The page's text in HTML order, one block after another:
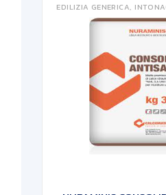
EDILIZIA GENERICA